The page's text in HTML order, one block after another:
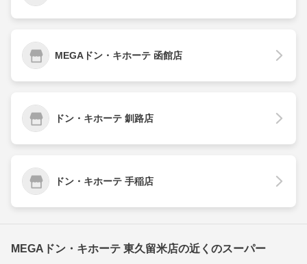
MEGAドン・キホーテ 函館店
ドン・キホーテ 釧路店
ドン・キホーテ 手稲店
MEGAドン・キホーテ 東久留米店の近くのスーパー